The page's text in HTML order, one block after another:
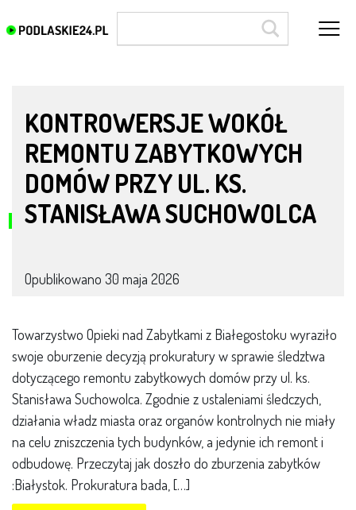
ochrona dziedzictwa
KONTROWERSJE WOKÓŁ
REMONTU ZABYTKOWYCH
DOMÓW PRZY UL. KS.
STANISŁAWA SUCHOWOLCA
Opublikowano 30 maja 2026
Towarzystwo Opieki nad Zabytkami z Białegostoku wyraziło
swoje oburzenie decyzją prokuratury w sprawie śledztwa
dotyczącego remontu zabytkowych domów przy ul. ks.
Stanisława Suchowolca. Zgodnie z ustaleniami śledczych,
działania władz miasta oraz organów kontrolnych nie miały
na celu zniszczenia tych budynków, a jedynie ich remont i
odbudowę. Przeczytaj jak doszło do zburzenia zabytków
:Białystok. Prokuratura bada, […]